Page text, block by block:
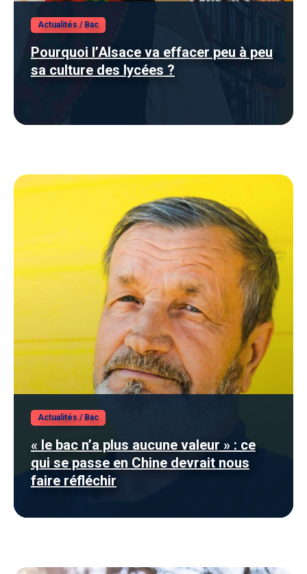
Actualités / Bac
Pourquoi l’Alsace va effacer peu à peu
sa culture des lycées ?
Actualités / Bac
« le bac n’a plus aucune valeur » : ce
qui se passe en Chine devrait nous
faire réfléchir